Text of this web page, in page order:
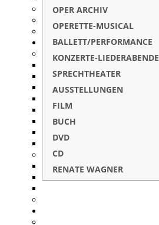
OPER ARCHIV
OPERETTE-MUSICAL
BALLETT/PERFORMANCE
KONZERTE-LIEDERABENDE
SPRECHTHEATER
AUSSTELLUNGEN
FILM
BUCH
DVD
CD
RENATE WAGNER